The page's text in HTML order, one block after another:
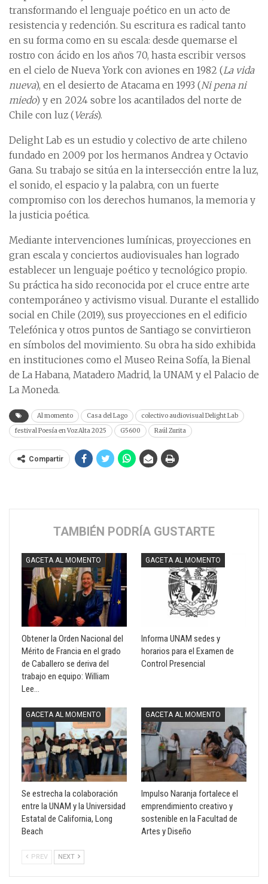
transformando el lenguaje poético en un acto de
resistencia y redención. Su escritura es radical tanto
en su forma como en su escala: desde quemarse el
rostro con ácido en los años 70, hasta escribir versos
en el cielo de Nueva York con aviones en 1982 (La vida
nueva), en el desierto de Atacama en 1993 (Ni pena ni
miedo) y en 2024 sobre los acantilados del norte de
Chile con luz ( Verás).
Delight Lab es un estudio y colectivo de arte chileno
fundado en 2009 por los hermanos Andrea y Octavio
Gana. Su trabajo se sitúa en la intersección entre la luz,
el sonido, el espacio y la palabra, con un fuerte
compromiso con los derechos humanos, la memoria y
la justicia poética.
Mediante intervenciones lumínicas, proyecciones en
gran escala y conciertos audiovisuales han logrado
establecer un lenguaje poético y tecnológico propio.
Su práctica ha sido reconocida por el cruce entre arte
contemporáneo y activismo visual. Durante el estallido
social en Chile (2019), sus proyecciones en el edificio
Telefónica y otros puntos de Santiago se convirtieron
en símbolos del movimiento. Su obra ha sido exhibida
en instituciones como el Museo Reina Sofía, la Bienal
de La Habana, Matadero Madrid, la UNAM y el Palacio de
La Moneda.
Al momento Casa del Lago
colectivo audiovisual Delight Lab
festival Poesía en Voz Alta 2025
G5600 Raúl Zurita
Compartir
TAMBIÉN PODRÍA GUSTARTE
GACETA AL MOMENTO
Obtener la Orden Nacional del
Mérito de Francia en el grado
de Caballero se deriva del
trabajo en equipo: William
Lee…
GACETA AL MOMENTO
Informa UNAM sedes y
horarios para el Examen de
Control Presencial
GACETA AL MOMENTO
Se estrecha la colaboración
entre la UNAM y la Universidad
Estatal de California, Long
Beach
GACETA AL MOMENTO
Impulso Naranja fortalece el
emprendimiento creativo y
sostenible en la Facultad de
Artes y Diseño
PREV NEXT